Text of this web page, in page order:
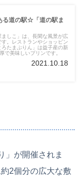
る道の駅☆「道の駅ま
しこ」は、長閑な風景が広
。レストランやショッピン
たまぷりん」は益子産の新
で美味しいプリンです。
2021.10.18
」が開催されま
2個分の広大な敷